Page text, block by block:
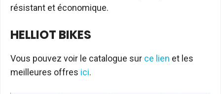
résistant et économique.
HELLIOT BIKES
Vous pouvez voir le catalogue sur ce lien et les
meilleures offres ici.